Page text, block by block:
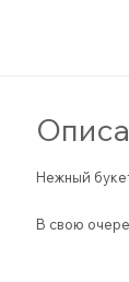
Нежный
В свою